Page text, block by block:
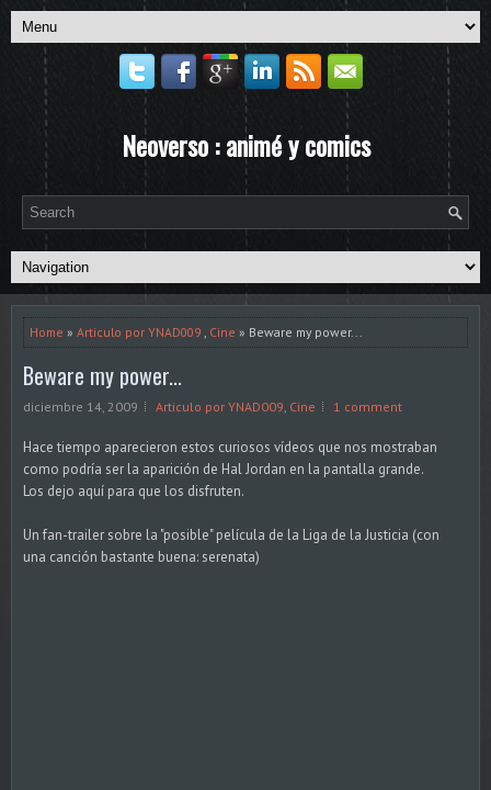
Neoverso : animé y comics
Home » Articulo por YNAD009 , Cine » Beware my power...
Beware my power...
diciembre 14, 2009 Articulo por YNAD009, Cine 1 comment
Hace tiempo aparecieron estos curiosos vídeos que nos mostraban
como podría ser la aparición de Hal Jordan en la pantalla grande.
Los dejo aquí para que los disfruten.
Un fan-trailer sobre la "posible" película de la Liga de la Justicia (con
una canción bastante buena: serenata)